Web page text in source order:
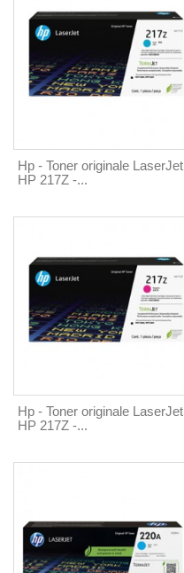
Hp - Toner originale LaserJet
HP 217Z -...
Hp - Toner originale LaserJet
HP 217Z -...